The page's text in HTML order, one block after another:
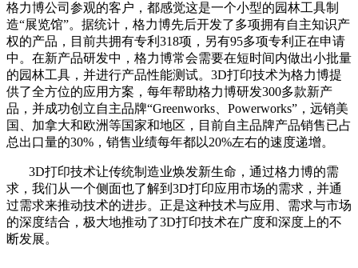
格力博公司参观的客户，都感觉这是一个小型的园林工具制
造“展览馆”。据统计，格力博先后开发了多项拥有自主知识产
权的产品，目前共拥有专利318项，另有95多项专利正在申请
中。在新产品研发中，格力博常会需要在短时间内做出小批量
的园林工具，并进行产品性能测试。3D打印技术为格力博提
供了全方位的应用方案，每年帮助格力博研发300多款新产
品，并成功创立自主品牌“Greenworks、Powerworks”，远销美
国、加拿大和欧洲等国家和地区，目前自主品牌产品销售已占
总出口量的30%，销售业绩每年都以20%左右的速度递增。
3D打印技术让传统制造业焕发新生命，通过格力博的需
求，我们从一个侧面也了解到3D打印应用市场的需求，并通
过需求来推动技术的进步。正是这种技术与应用、需求与市场
的深度结合，极大地推动了3D打印技术在广度和深度上的不
断发展。